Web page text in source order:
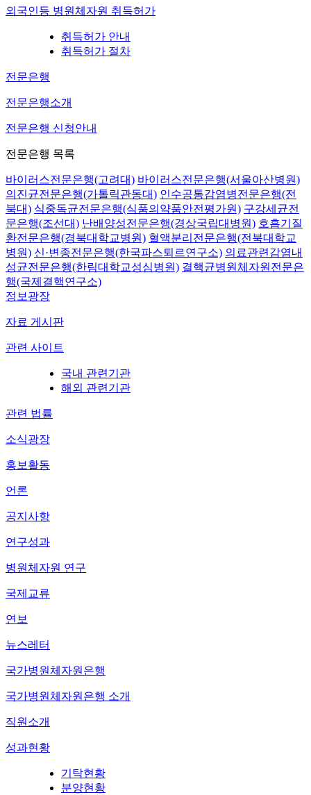
외국인등 병원체자원 취득허가
취득허가 안내
취득허가 절차
전문은행
전문은행소개
전문은행 신청안내
전문은행 목록
바이러스전문은행(고려대) 바이러스전문은행(서울아산병원)
의진균전문은행(가톨릭관동대) 인수공통감염병전문은행(전
북대) 식중독균전문은행(식품의약품안전평가원) 구강세균전
문은행(조선대) 난배양성전문은행(경상국립대병원) 호흡기질
환전문은행(경북대학교병원) 혈액분리전문은행(전북대학교
병원) 신·변종전문은행(한국파스퇴르연구소) 의료관련감염내
성균전문은행(한림대학교성심병원) 결핵균병원체자원전문은
행(국제결핵연구소)
정보광장
자료 게시판
관련 사이트
국내 관련기관
해외 관련기관
관련 법률
소식광장
홍보활동
언론
공지사항
연구성과
병원체자원 연구
국제교류
연보
뉴스레터
국가병원체자원은행
국가병원체자원은행 소개
직원소개
성과현황
기탁현황
분양현황